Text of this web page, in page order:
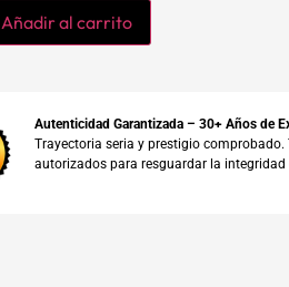
Añadir al carrito
Autenticidad Garantizada – 30+ Años de
Trayectoria seria y prestigio
autorizados para resguardar la integridad